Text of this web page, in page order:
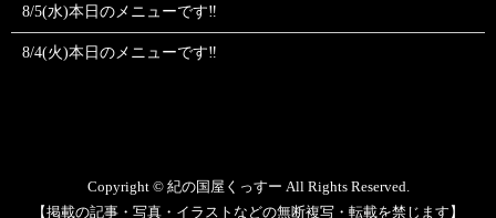
8/5(水)本日のメニューです‼️
8/4(火)本日のメニューです‼️
Copyright © 紀の国屋くっすー All Rights Reserved.
【掲載の記事・写真・イラストなどの無断複写・転載を禁じます】